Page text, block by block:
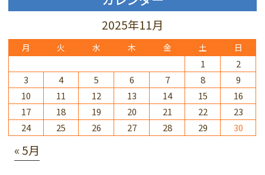
2025年11月
月 火 水 木 金 土 日
1
2
3
4 5 6 7 8
9
10
11 12 13 14 15
16
17
18 19 20 21 22
23
24
25 26 27 28 29 30
« 5月